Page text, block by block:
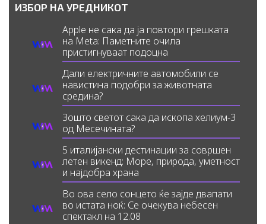
ИЗБОР НА УРЕДНИКОТ
Apple не сака да ја повтори грешката
на Meta: Паметните очила
пристигнуваат подоцна
Дали електричните автомобили се
навистина подобри за животната
средина?
Зошто светот сака да ископа хелиум-3
од Месечината?
5 италијански дестинации за совршен
летен викенд: Море, природа, уметност
и најдобра храна
Во ова село сонцето ќе зајде двапати
во истата ноќ: Се очекува небесен
спектакл на 12.08